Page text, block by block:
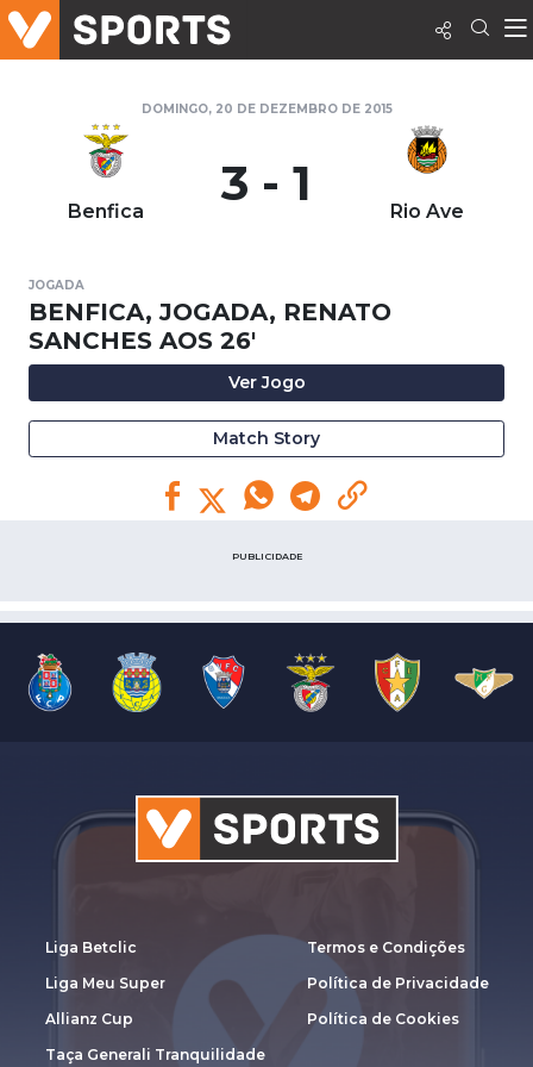
DOMINGO, 20 DE DEZEMBRO DE 2015
Benfica 3 - 1 Rio Ave
JOGADA
BENFICA, JOGADA, RENATO
SANCHES AOS 26'
Ver Jogo
Match Story
PUBLICIDADE
Liga Betclic
Liga Meu Super
Allianz Cup
Taça Generali Tranquilidade
Termos e Condições
Política de Privacidade
Política de Cookies